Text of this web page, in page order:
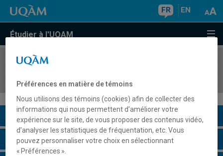
FR EN
Étudier à l'UQAM
COURS//
Description du cours
Horaire - Été 2026
Préférences en matière de témoins
Nous utilisons des témoins (cookies) afin de collecter des
informations qui nous permettent d’améliorer votre
expérience sur le site, de vous proposer des contenus vidéo,
d’analyser les statistiques de fréquentation, etc. Vous
pouvez personnaliser votre choix en sélectionnant
« Préférences ».